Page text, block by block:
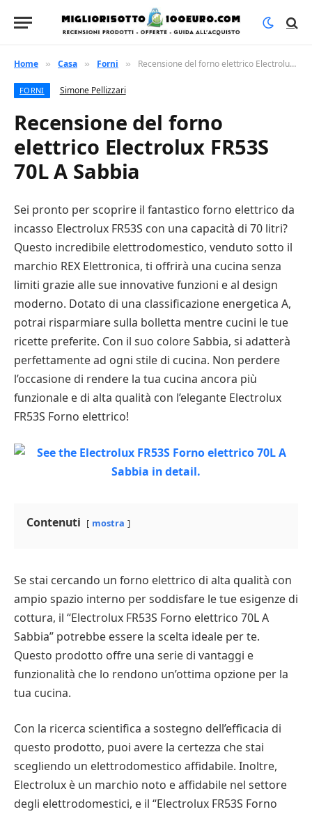
Home » Casa » Forni » Recensione del forno elettrico Electrolux FR53S 70L A Sabbia
FORNI Simone Pellizzari
Recensione del forno
elettrico Electrolux FR53S
70L A Sabbia
Sei pronto per scoprire il fantastico forno elettrico da
incasso Electrolux FR53S con una capacità di 70 litri?
Questo incredibile elettrodomestico, venduto sotto il
marchio REX Elettronica, ti offrirà una cucina senza
limiti grazie alle sue innovative funzioni e al design
moderno. Dotato di una classificazione energetica A,
potrai risparmiare sulla bolletta mentre cucini le tue
ricette preferite. Con il suo colore Sabbia, si adatterà
perfettamente ad ogni stile di cucina. Non perdere
l’occasione di rendere la tua cucina ancora più
funzionale e di alta qualità con l’elegante Electrolux
FR53S Forno elettrico!
Contenuti mostra
Se stai cercando un forno elettrico di alta qualità con
ampio spazio interno per soddisfare le tue esigenze di
cottura, il “Electrolux FR53S Forno elettrico 70L A
Sabbia” potrebbe essere la scelta ideale per te.
Questo prodotto offre una serie di vantaggi e
funzionalità che lo rendono un’ottima opzione per la
tua cucina.
Con la ricerca scientifica a sostegno dell’efficacia di
questo prodotto, puoi avere la certezza che stai
scegliendo un elettrodomestico affidabile. Inoltre,
Electrolux è un marchio noto e affidabile nel settore
degli elettrodomestici, e il “Electrolux FR53S Forno